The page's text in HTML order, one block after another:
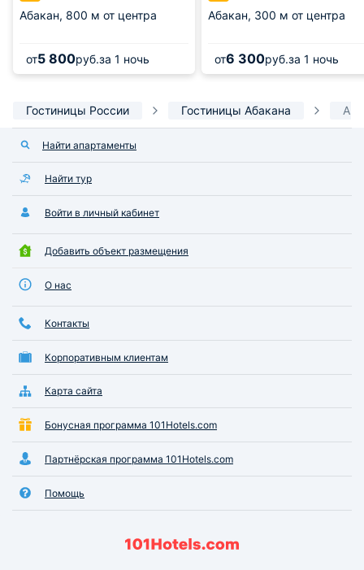
Абакан, 800 м от центра
от5 800руб.за 1 ночь
Абакан, 300 м от центра
от6 300руб.за 1 ночь
Гостиницы России Гостиницы Абакана
Найти апартаменты
Найти тур
Войти в личный кабинет
Добавить объект размещения
О нас
Контакты
Корпоративным клиентам
Карта сайта
Бонусная программа 101Hotels.com
Партнёрская программа 101Hotels.com
Помощь